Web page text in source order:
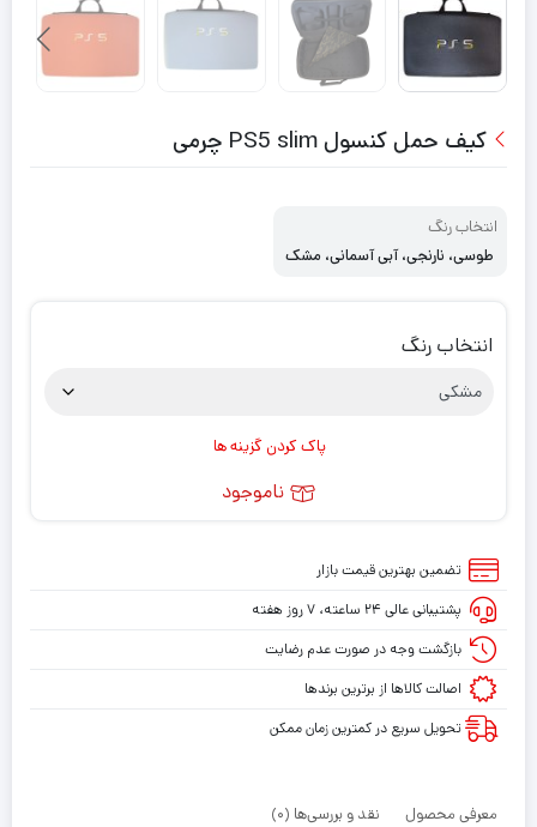
کیف حمل کنسول PS5 slim چرمی
انتخاب رنگ
طوسی، نارنجی، آبی آسمانی، مشک
انتخاب رنگ
پاک کردن گزینه ها
ناموجود
تضمین بهترین قیمت بازار
پشتیبانی عالی ۲۴ ساعته، ۷ روز هفته
بازگشت وجه در صورت عدم رضایت
اصالت کالاها از برترین برندها
تحویل سریع در کمترین زمان ممکن
معرفی محصول نقد و بررسی‌ها (0)